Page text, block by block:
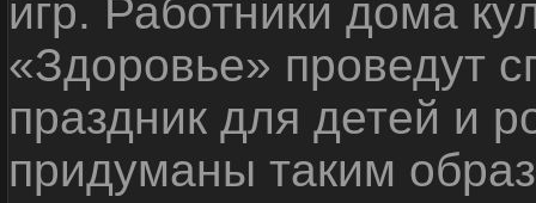
игр. Работники дома
«Здоровье» проведут
праздник для детей и
придуманы таким